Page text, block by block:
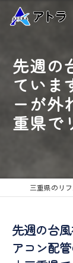
先週の
ていま
ーが外
重県で
先週の台
アコン配